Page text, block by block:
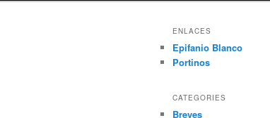
ENLACES
Epifanio Blanco
Portinos
CATEGORIES
Breves